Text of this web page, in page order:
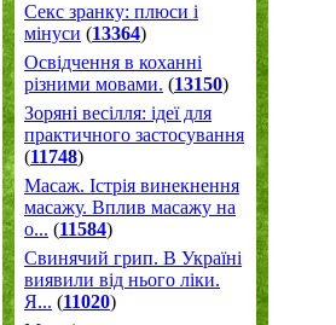
Секс зранку: плюси і
мінуси (13364)
Освідчення в коханні
різними мовами. (13150)
Зоряні весілля: ідеї для
практичного застосування
(11748)
Масаж. Істрія винекнення
масажу. Вплив масажу на
о... (11584)
Свинячий грип. В Україні
виявили від нього ліки.
Я... (11020)